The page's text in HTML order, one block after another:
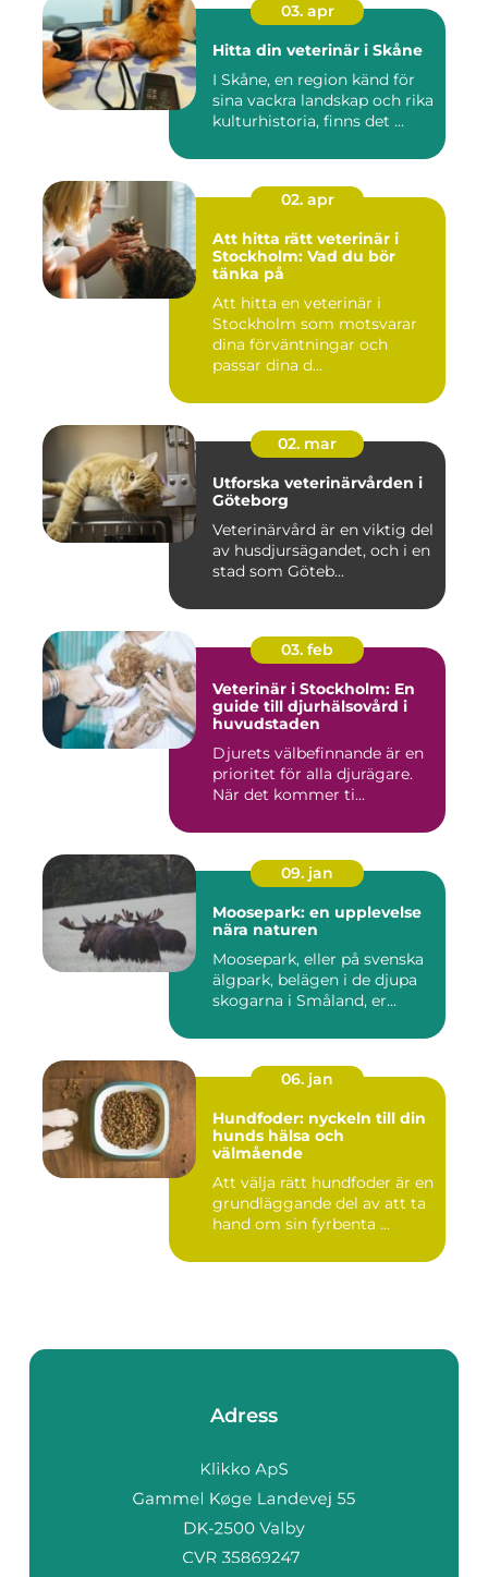
03. apr
Hitta din veterinär i Skåne
I Skåne, en region känd för
sina vackra landskap och rika
kulturhistoria, finns det ...
02. apr
Att hitta rätt veterinär i
Stockholm: Vad du bör
tänka på
Att hitta en veterinär i
Stockholm som motsvarar
dina förväntningar och
passar dina d...
02. mar
Utforska veterinärvården i
Göteborg
Veterinärvård är en viktig del
av husdjursägandet, och i en
stad som Göteb...
03. feb
Veterinär i Stockholm: En
guide till djurhälsovård i
huvudstaden
Djurets välbefinnande är en
prioritet för alla djurägare.
När det kommer ti...
09. jan
Moosepark: en upplevelse
nära naturen
Moosepark, eller på svenska
älgpark, belägen i de djupa
skogarna i Småland, er...
06. jan
Hundfoder: nyckeln till din
hunds hälsa och
välmående
Att välja rätt hundfoder är en
grundläggande del av att ta
hand om sin fyrbenta ...
Adress